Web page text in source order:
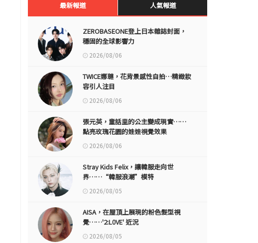
最新報道 人氣報道
ZEROBASEONE登上日本雜誌封面，
穩固的全球影響力
2026/08/06
TWICE娜璉，花背景感性自拍…精緻妝
容引人注目
2026/08/06
張元英，童話里的公主變成現實……
點亮玫瑰花園的娃娃視覺效果
2026/08/06
Stray Kids Felix，讓韓服走向世
界……“韓服浪潮”模特
2026/08/05
AISA，在屋頂上展現的粉色髮型視
覺……'2:L0VE' 近況
2026/08/05